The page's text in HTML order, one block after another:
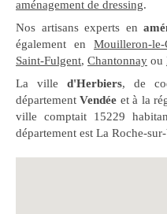
aménagement de dressing.
Nos artisans experts en
également en Mouilleron-le-
Saint-Fulgent, Chantonnay ou
La ville d'Herbiers, de
départementVendée et à la
ville comptait 15229
département est La Roche-